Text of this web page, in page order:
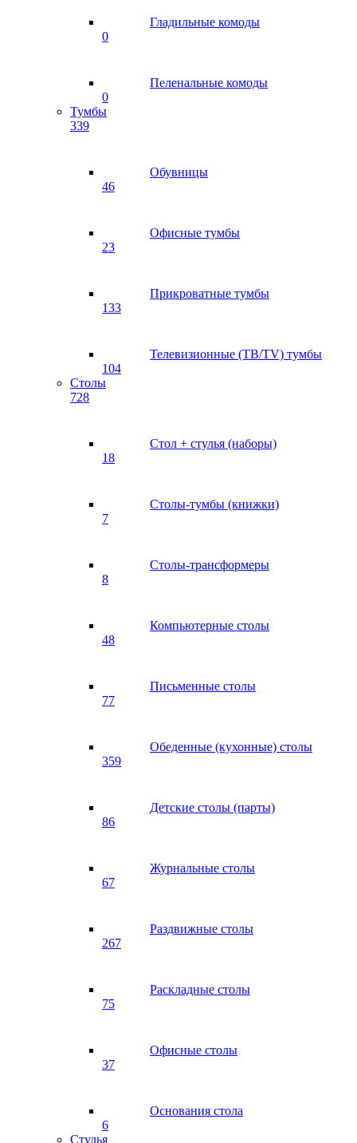
Гладильные комоды
0
Пеленальные комоды
0
Тумбы
339
Обувницы
46
Офисные тумбы
23
Прикроватные тумбы
133
Телевизионные (ТВ/TV) тумбы
104
Столы
728
Стол + стулья (наборы)
18
Столы-тумбы (книжки)
7
Столы-трансформеры
8
Компьютерные столы
48
Письменные столы
77
Обеденные (кухонные) столы
359
Детские столы (парты)
86
Журнальные столы
67
Раздвижные столы
267
Раскладные столы
75
Офисные столы
37
Основания стола
6
Стулья